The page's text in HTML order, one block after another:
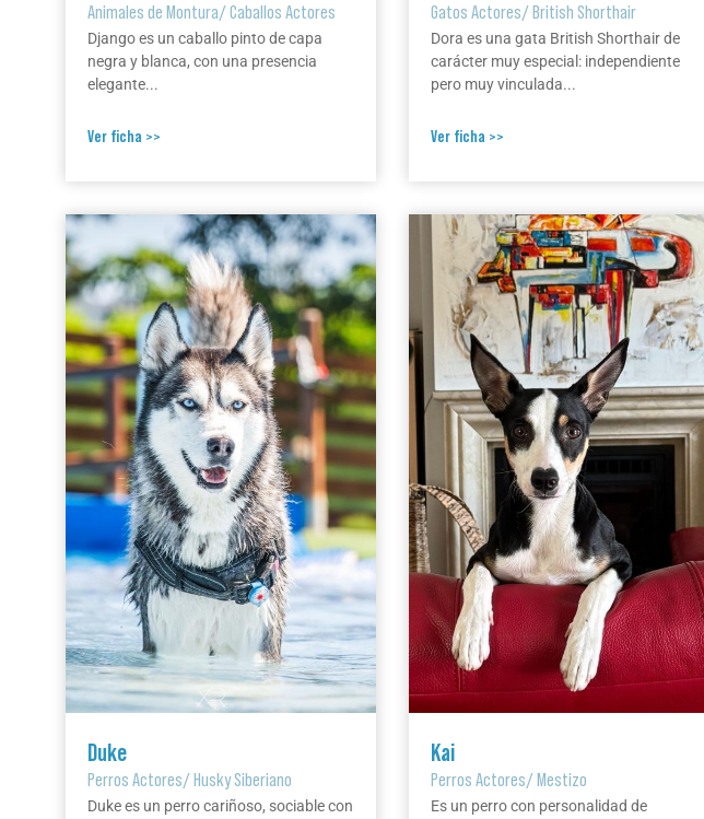
Animales de Montura/Caballos Actores
Django es un caballo pinto de capa
negra y blanca, con una presencia
elegante...
Ver ficha >>
Gatos Actores/British Shorthair
Dora es una gata British Shorthair de
carácter muy especial: independiente
pero muy vinculada...
Ver ficha >>
Duke
Perros Actores/Husky Siberiano
Duke es un perro cariñoso, sociable con
Kai
Perros Actores/Mestizo
Es un perro con personalidad de